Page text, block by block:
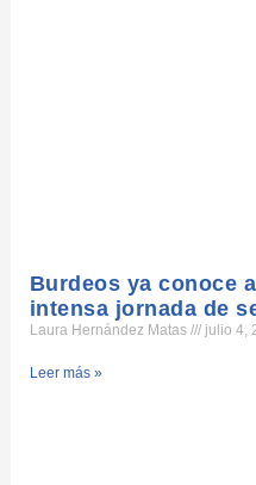
Burdeos ya conoce
intensa jornada de
Laura Hernández Matas julio 4,
Leer más »